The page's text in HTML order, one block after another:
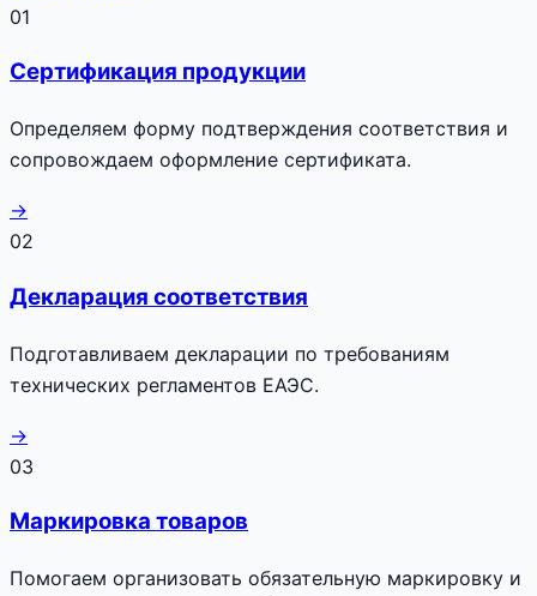
01
Сертификация продукции
Определяем форму подтверждения соответствия и
сопровождаем оформление сертификата.
→
02
Декларация соответствия
Подготавливаем декларации по требованиям
технических регламентов ЕАЭС.
→
03
Маркировка товаров
Помогаем организовать обязательную маркировку и